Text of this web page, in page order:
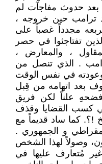
بعد حدوث مفاجآت لم
ترامب حين خروجه ،
مجدداً غصباً على
تفتاجئوا في حصر
، والمعارض ،
. الذي تنصل من
وعودته في نفس الوقت
بعد اتهامه من قِبل
فضحهِ علناً لكن فريق
في كسب القضايا وقذف
!؟. كما ساد قديماً مع
و الجمهوري .
وصولاً لهذا الشخص
مُتعارف عليها في